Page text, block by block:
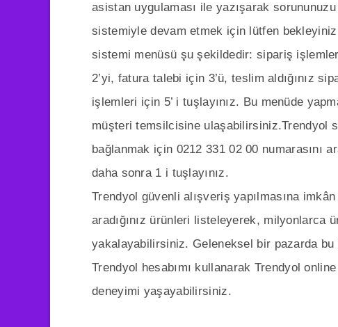
asistan uygulaması ile yazışarak
sistemiyle devam etmek için lütfen bekleyiniz
sistemi menüsü şu şekildedir: sipariş
2’yi, fatura talebi için 3’ü, teslim aldığınız
işlemleri için 5’ i tuşlayınız. Bu menüde
müşteri temsilcisine ulaşabilirsiniz.Trendyol
bağlanmak için 0212 331 02 00 numarasını
daha sonra 1 i tuşlayınız.
Trendyol güvenli alışveriş yapılmasına
aradığınız ürünleri listeleyerek, milyonlarca
yakalayabilirsiniz. Geleneksel bir pazarda
Trendyol hesabımı kullanarak Trendyol
deneyimi yaşayabilirsiniz.